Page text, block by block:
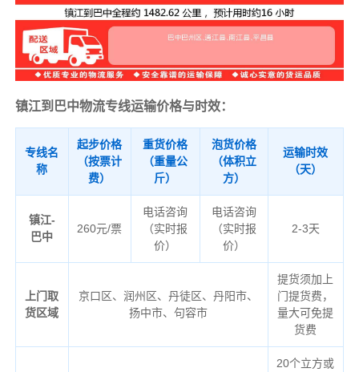
镇江到巴中物流专线运输价格与时效：
专线名
称
起步价格
（按票计
费）
重货价格
（重量公
斤）
泡货价格
（体积立
方）
运输时效
（天）
镇江-
巴中
260元/票
电话咨询
（实时报
价）
电话咨询
（实时报
价）
2-3天
上门取
货区域
京口区、润州区、丹徒区、丹阳市、
扬中市、句容市
提货须加上
门提货费，
量大可免提
货费
20个立方或